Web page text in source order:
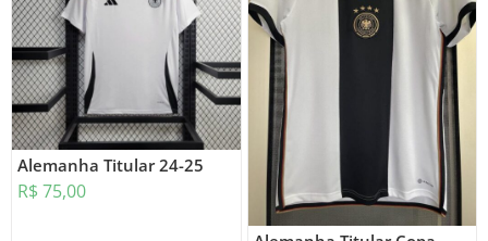
Alemanha Titular 24-25
R$ 75,00